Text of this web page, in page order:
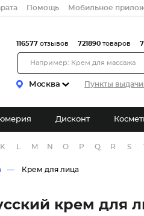
Помощь Мобильное
Москва Пункты выдачи
116577 отзывов 721890 товаров
Дисконт
K M N O P Q R S
Крем для лица
крем для